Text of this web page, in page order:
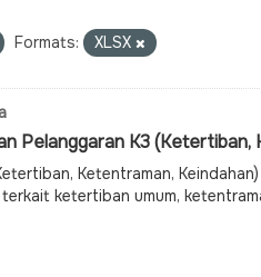
Formats: XLSX
Pelanggaran K3 (Ketertiban,
Ketentraman,
ketertiban umum,